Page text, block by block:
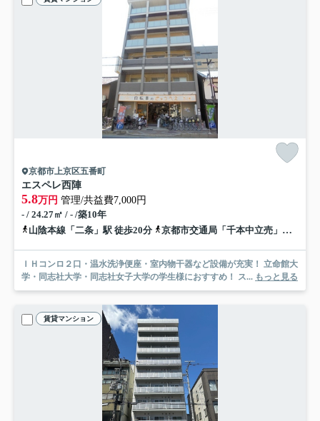
京都市上京区五番町
エスペレ西陣
5.8万円 管理/共益費7,000円
- / 24.27㎡ / - /築10年
山陰本線「二条」駅 徒歩20分
京都市交通局「千本中立売」バス停下車 徒歩4分
ＩＨコンロ２口・温水洗浄便座・室内物干器など設備が充実！ 立命館大
学・同志社大学・同志社女子大学の学生様におすすめ！ ス... もっと見る
賃貸マンション